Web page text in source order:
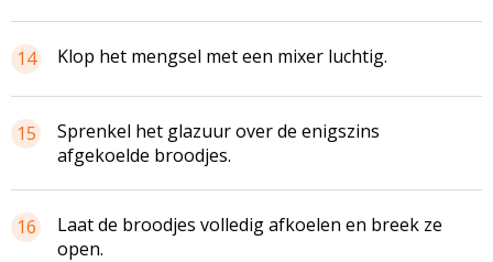
14 Klop het mengsel met een mixer luchtig.
15
Sprenkel het glazuur over de enigszins
afgekoelde broodjes.
16
Laat de broodjes volledig afkoelen en breek ze
open.